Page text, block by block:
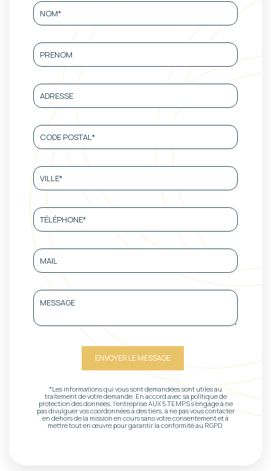
*Les informations qui vous sont demandées sont utiles au
traitement de votre demande. En accord avec sa politique de
protection des données, l'entreprise AUX 5 TEMPS s'engage à ne
pas divulguer vos coordonnées à des tiers, à ne pas vous contacter
en dehors de la mission en cours sans votre consentement et à
mettre tout en œuvre pour garantir la conformité au RGPD.